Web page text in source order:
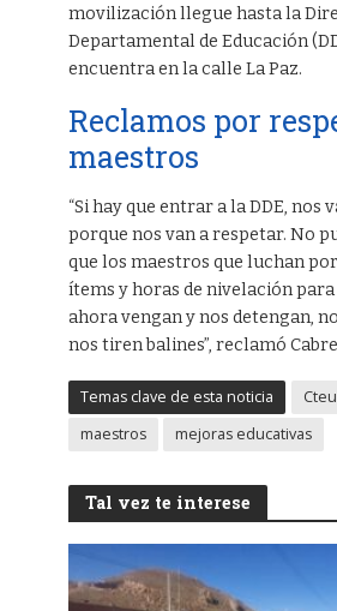
movilización llegue hasta la
Departamental de Educación
encuentra en la calle La Paz.
Reclamos por
maestros
“Si hay que entrar a la DDE, nos
porque nos van a respetar. No
que los maestros que luchan
ítems y horas de nivelación para
ahora vengan y nos detengan,
nos tiren balines”, reclamó
Temas clave de esta noticia
maestros
mejoras educativas
Tal vez te interese